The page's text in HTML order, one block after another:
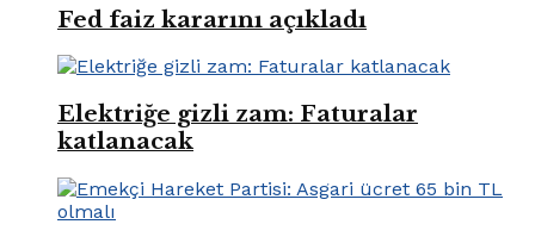
Fed faiz kararını açıkladı
Elektriğe gizli zam: Faturalar
katlanacak